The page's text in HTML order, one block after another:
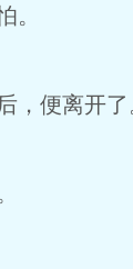
。
，便离开了